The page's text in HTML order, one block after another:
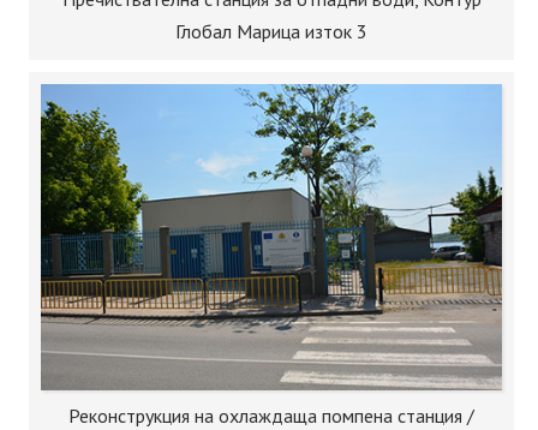
Глобал Марица изток 3
Реконструкция на охлаждаща помпена станция /